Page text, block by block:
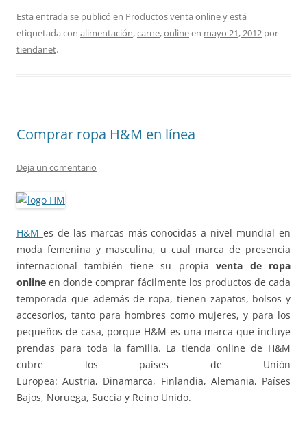
Esta entrada se publicó en Productos venta onliney está
etiquetada con alimentación,carne,onlineen mayo 21, 2012 por
tiendanet.
Comprar ropa H&M en línea
Deja un comentario
H&M es de las marcas más conocidas a nivel mundial en
moda femenina y masculina, u cual marca de presencia
internacional también tiene su propiaventa de ropa
onlineen donde comprar fácilmente los productos de cada
temporada que además de ropa, tienen zapatos, bolsos y
accesorios, tanto para hombres como mujeres, y para los
pequeños de casa, porque H&M es una marca que incluye
prendas para toda la familia. La tienda online de H&M
cubre los países de Unión
Europea: Austria, Dinamarca, Finlandia, Alemania, Países
Bajos, Noruega, Suecia y Reino Unido.